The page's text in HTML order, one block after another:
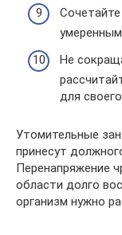
Не
для
Утомительные
принесут
Перенапряжение
области долго
организм нужно